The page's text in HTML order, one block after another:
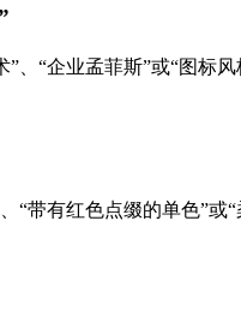
”、“企业孟菲斯”或“图标
“带有红色点缀的单色”或